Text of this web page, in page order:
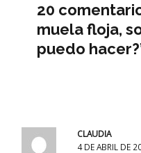
20
muela floja,
puedo
CLAUDIA
4 DE ABRIL DE